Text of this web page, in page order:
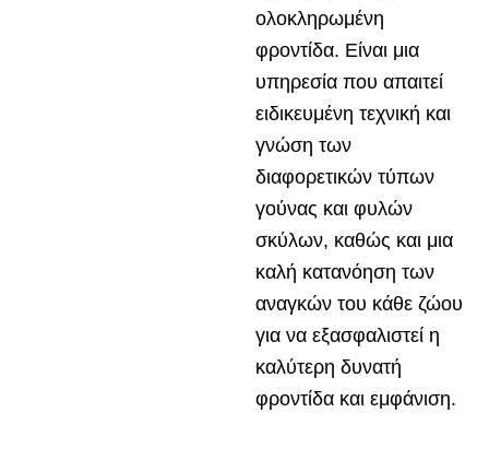
ολοκληρωμένη
φροντίδα. Είναι μια
υπηρεσία που απαιτεί
ειδικευμένη τεχνική και
γνώση των
διαφορετικών τύπων
γούνας και φυλών
σκύλων, καθώς και μια
καλή κατανόηση των
αναγκών του κάθε ζώου
για να εξασφαλιστεί η
καλύτερη δυνατή
φροντίδα και εμφάνιση.